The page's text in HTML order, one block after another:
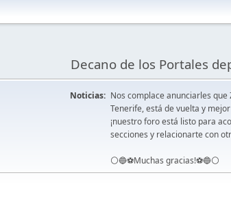
Decano de los Portales
Noticias: Nos complace anunciarles que
Tenerife, está de vuelta y
¡nuestro foro está listo para
secciones y relacionarte con
⚪️🔵⚽️Muchas gracias!⚽️🔵⚪️